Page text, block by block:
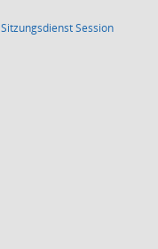
SitzungsdienstSession(Wird in